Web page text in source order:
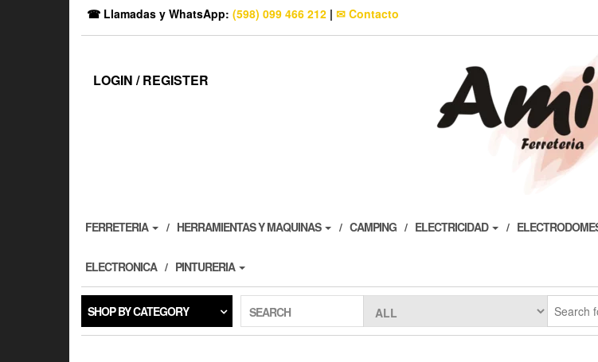
☎ Llamadas y WhatsApp: (598) 099 466 212 | ✉ Contacto
LOGIN / REGISTER
FERRETERIA HERRAMIENTAS Y MAQUINAS CAMPING ELECTRICIDAD
ELECTRONICA PINTURERIA
SHOP BY CATEGORY SEARCH